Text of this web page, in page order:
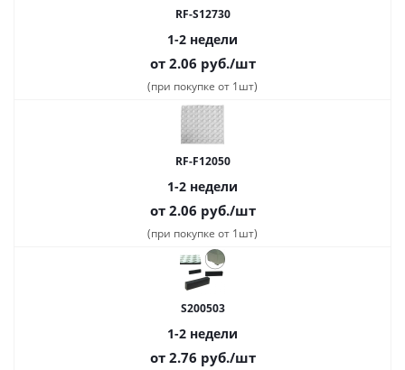
RF-S12730
1-2 недели
от 2.06 руб./шт
(при покупке от 1шт)
RF-F12050
1-2 недели
от 2.06 руб./шт
(при покупке от 1шт)
S200503
1-2 недели
от 2.76 руб./шт